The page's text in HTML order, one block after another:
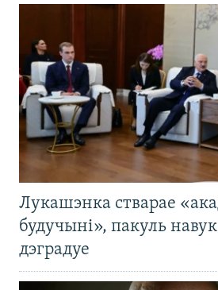
Лукашэнка стварае
будучыні», пакуль
дэградуе